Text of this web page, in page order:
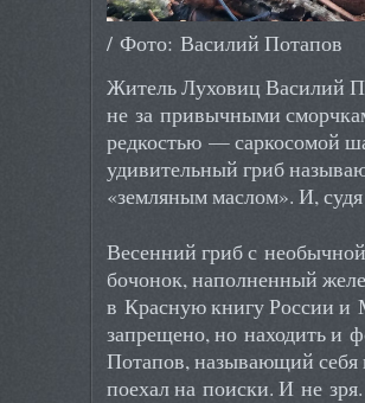
/ Фото: Василий Потапов
Житель Луховиц Василий
не за привычными
редкостью — саркосомой
удивительный гриб
«земляным маслом». И,
Весенний гриб с
бочонок, наполненный
в Красную книгу России и
запрещено, но находить и
Потапов, называющий
поехал на поиски. И не зря.